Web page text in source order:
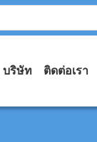
บริษัท ติดต่อเรา